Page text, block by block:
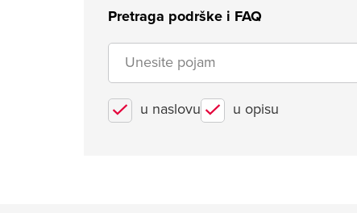
Pretraga podrške i FAQ
u naslovu u opisu